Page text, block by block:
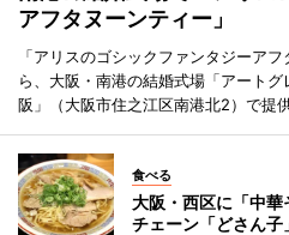
アフタヌーンティー」
「アリスのゴシックファンタジーア
ら、大阪・南港の結婚式場「アート
阪」（大阪市住之江区南港北2）で提供
食べる
大阪・西区に「中
チェーン「どさん子